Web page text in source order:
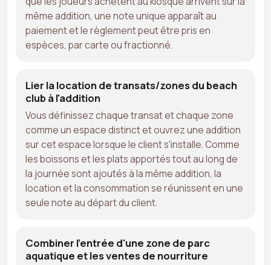
même addition, une note unique apparaît au
paiement et le règlement peut être pris en
espèces, par carte ou fractionné.
Lier la location de transats/zones du beach
club à l'addition
Vous définissez chaque transat et chaque zone
comme un espace distinct et ouvrez une addition
sur cet espace lorsque le client s'installe. Comme
les boissons et les plats apportés tout au long de
la journée sont ajoutés à la même addition, la
location et la consommation se réunissent en une
seule note au départ du client.
Combiner l'entrée d'une zone de parc
aquatique et les ventes de nourriture